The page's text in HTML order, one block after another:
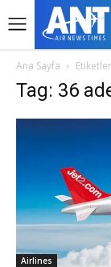
Ana Sayfa Etiketler
Tag: 36
Airlines